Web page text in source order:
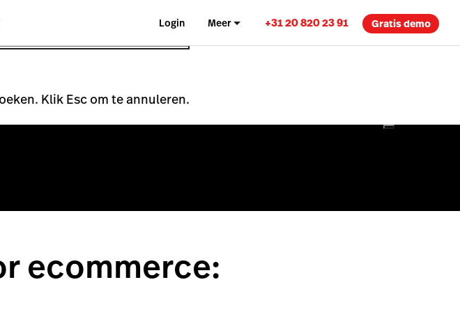
Login Meer +31 20 820 23 91 Gratis demo
Klik Esc om te annuleren.
ecommerce: